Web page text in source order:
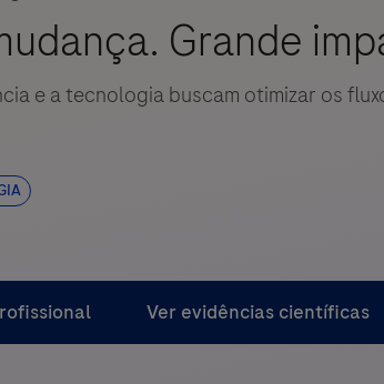
e a tecnologia buscam otimizar os
Ver evidências científicas